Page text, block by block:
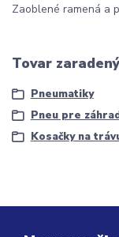
Zaoblené ramená a
Tovar
Pneumatiky
Pneu pre
Kosačky na